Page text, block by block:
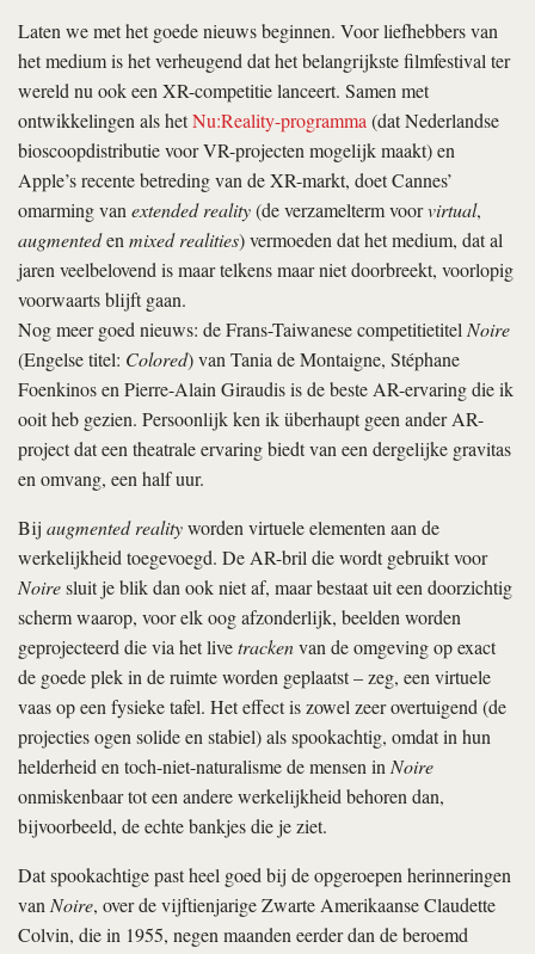
Laten we met het goede nieuws beginnen. Voor liefhebbers van
het medium is het verheugend dat het belangrijkste filmfestival ter
wereld nu ook een XR-competitie lanceert. Samen met
ontwikkelingen als hetNu:Reality-programma(dat Nederlandse
bioscoopdistributie voor VR-projecten mogelijk maakt) en
Apple’s recente betreding van de XR-markt, doet Cannes’
omarming vanextended reality(de verzamelterm voorvirtual,
augmentedenmixed realities) vermoeden dat het medium, dat al
jaren veelbelovend is maar telkens maar niet doorbreekt, voorlopig
voorwaarts blijft gaan.
Nog meer goed nieuws: de Frans-Taiwanese competitietitelNoire
(Engelse titel: Colored) van Tania de Montaigne, Stéphane
Foenkinos en Pierre-Alain Giraudis is de beste AR-ervaring die ik
ooit heb gezien. Persoonlijk ken ik überhaupt geen ander AR-
project dat een theatrale ervaring biedt van een dergelijke gravitas
en omvang, een half uur.
Bij augmented realityworden virtuele elementen aan de
werkelijkheid toegevoegd. De AR-bril die wordt gebruikt voor
Noiresluit je blik dan ook niet af, maar bestaat uit een doorzichtig
scherm waarop, voor elk oog afzonderlijk, beelden worden
geprojecteerd die via het livetrackenvan de omgeving op exact
de goede plek in de ruimte worden geplaatst – zeg, een virtuele
vaas op een fysieke tafel. Het effect is zowel zeer overtuigend (de
projecties ogen solide en stabiel) als spookachtig, omdat in hun
helderheid en toch-niet-naturalisme de mensen inNoire
onmiskenbaar tot een andere werkelijkheid behoren dan,
bijvoorbeeld, de echte bankjes die je ziet.
Dat spookachtige past heel goed bij de opgeroepen herinneringen
vanNoire, over de vijftienjarige Zwarte Amerikaanse Claudette
Colvin, die in 1955, negen maanden eerder dan de beroemd